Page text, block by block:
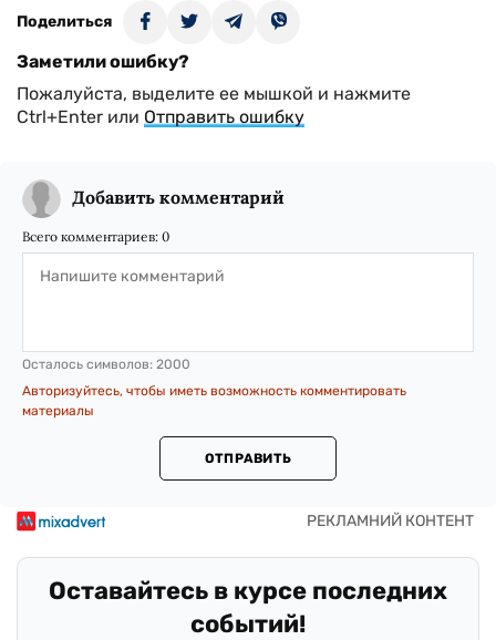
Поделиться
Заметили ошибку?
Пожалуйста, выделите ее мышкой и нажмите
Ctrl+Enter или Отправить ошибку
Добавить комментарий
Всего комментариев: 0
Осталось символов: 2000
Авторизуйтесь, чтобы иметь возможность комментировать
материалы
ОТПРАВИТЬ
Оставайтесь в курсе последних
событий!